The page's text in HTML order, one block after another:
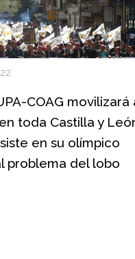
COAG movilizará
toda Castilla y
en su olímpico
problema del lobo